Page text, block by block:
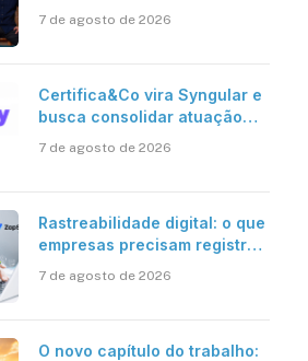
7 de agosto de 2026
Certifica&Co vira Syngular e
busca consolidar atuação
7 de agosto de 2026
Rastreabilidade digital: o que
empresas precisam registrar
7 de agosto de 2026
O novo capítulo do trabalho: